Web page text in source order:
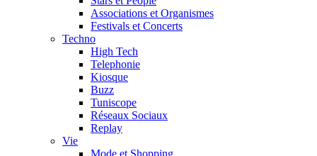
Associations et Organismes
Festivals et Concerts
Techno
High Tech
Telephonie
Kiosque
Buzz
Tuniscope
Réseaux Sociaux
Replay
Vie
Mode et Shopping